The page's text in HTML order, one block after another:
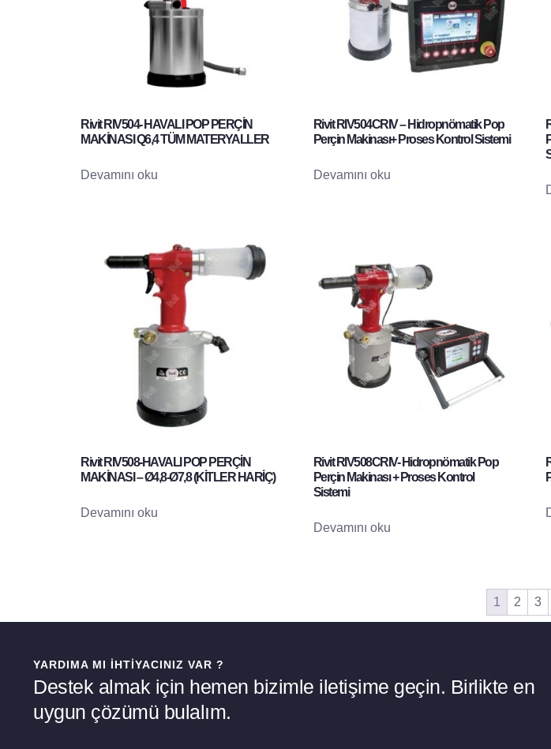
Rivit RIV504- HAVALI POP PERÇİN
MAKİNASI Q6,4 TÜM MATERYALLER
Devamını oku
Rivit RIV504CRIV – Hidropnömatik Pop
Perçin Makinası+ Proses Kontrol Sistemi
Devamını oku
Rivit RIV508-HAVALI POP PERÇİN
MAKİNASI – Ø4,8-Ø7,8 (KİTLER HARİÇ)
Devamını oku
Rivit RIV508CRIV- Hidropnömatik Pop
Perçin Makinası + Proses Kontrol
Sistemi
Devamını oku
1 2 3
YARDIMA MI İHTIYACINIZ VAR ?
Destek almak için hemen bizimle iletişime geçin. Birlikte en
uygun çözümü bulalım.